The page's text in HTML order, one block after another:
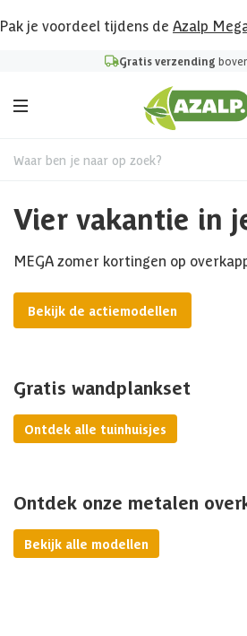
Pak je voordeel tijdens de Azalp
Gratis verzending
Waar ben je naar op zoek?
Vier vakantie in
MEGA zomer kortingen op
Bekijk de actiemodellen
Gratis wandplankset
Ontdek alle tuinhuisjes
Ontdek onze metalen
Bekijk alle modellen